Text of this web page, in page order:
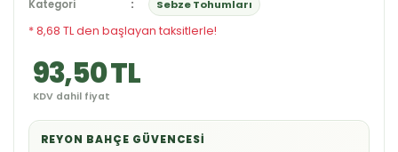
Kategori Sebze Tohumları
* 8,68 TL den başlayan taksitlerle!
93,50 TL
KDV dahil fiyat
REYON BAHÇE GÜVENCESI